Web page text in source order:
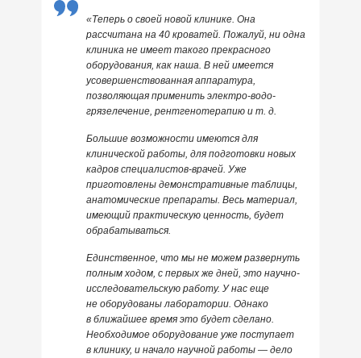
«Теперь о своей новой клинике. Она
рассчитана на 40 кроватей. Пожалуй, ни одна
клиника не имеет такого прекрасного
оборудования, как наша. В ней имеется
усовершенствованная аппаратура,
позволяющая применить электро-водо-
грязелечение, рентгенотерапию и т. д.
Большие возможности имеются для
клинической работы, для подготовки новых
кадров специалистов-врачей. Уже
приготовлены демонстративные таблицы,
анатомические препараты. Весь материал,
имеющий практическую ценность, будет
обрабатываться.
Единственное, что мы не можем развернуть
полным ходом, с первых же дней, это научно-
исследовательскую работу. У нас еще
не оборудованы лаборатории. Однако
в ближайшее время это будет сделано.
Необходимое оборудование уже поступает
в клинику, и начало научной работы — дело